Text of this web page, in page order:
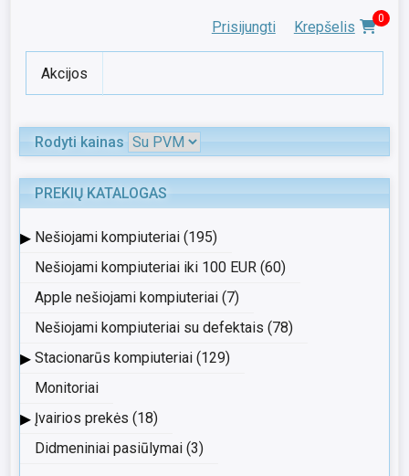
Prisijungti Krepšelis 0
Akcijos
Rodyti kainas
PREKIŲ KATALOGAS
▸ Nešiojami kompiuteriai (195)
Nešiojami kompiuteriai iki 100 EUR (60)
Apple nešiojami kompiuteriai (7)
Nešiojami kompiuteriai su defektais (78)
▸ Stacionarūs kompiuteriai (129)
Monitoriai
▸ Įvairios prekės (18)
Didmeniniai pasiūlymai (3)